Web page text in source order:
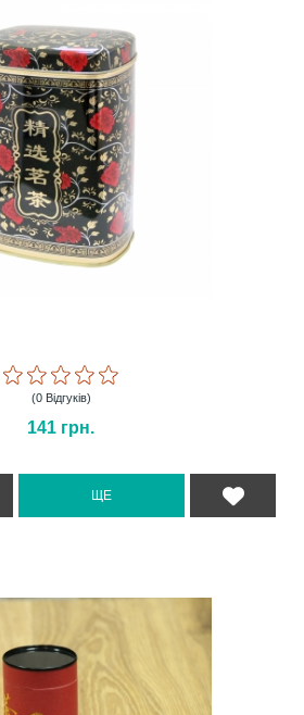
(0 Відгуків)
141 грн.